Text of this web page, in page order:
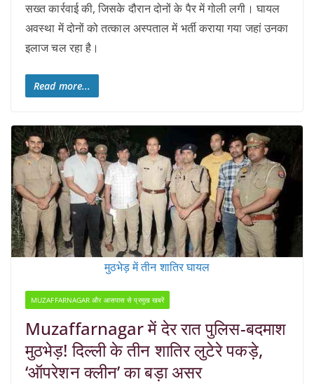
सख्त कार्रवाई की, जिसके दौरान दोनों के पैर में गोली लगी। घायल
अवस्था में दोनों को तत्काल अस्पताल में भर्ती कराया गया जहां उनका
इलाज चल रहा है।
Read more...
मुठभेड़ में तीन शातिर घायल
MUZAFFARNAGAR और आसपास से प्रमुख खबरें
Muzaffarnagar में देर रात पुलिस-बदमाश
मुठभेड़! दिल्ली के तीन शातिर लुटेरे पकड़े,
‘ऑपरेशन क्लीन’ का बड़ा असर